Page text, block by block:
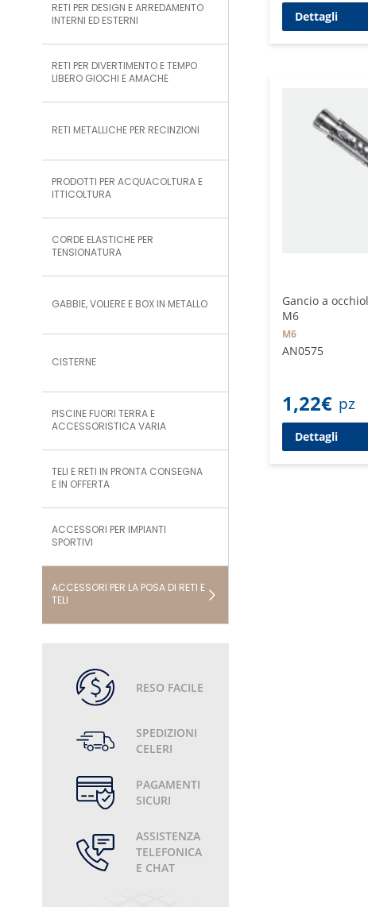
RETI PER DESIGN E ARREDAMENTO
INTERNI ED ESTERNI
RETI PER DIVERTIMENTO E TEMPO
LIBERO GIOCHI E AMACHE
RETI METALLICHE PER RECINZIONI
PRODOTTI PER ACQUACOLTURA E
ITTICOLTURA
CORDE ELASTICHE PER
TENSIONATURA
GABBIE, VOLIERE E BOX IN METALLO
CISTERNE
PISCINE FUORI TERRA E
ACCESSORISTICA VARIA
TELI E RETI IN PRONTA CONSEGNA
E IN OFFERTA
ACCESSORI PER IMPIANTI
SPORTIVI
ACCESSORI PER LA POSA DI RETI E
TELI
RESO FACILE
SPEDIZIONI
CELERI
PAGAMENTI
SICURI
ASSISTENZA
TELEFONICA
E CHAT
Dettagli
Gancio a
M6
M6
AN0575
1,22€ pz
Dettagli